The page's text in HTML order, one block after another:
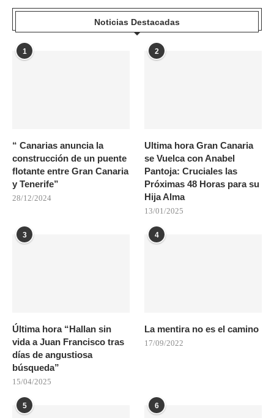
Noticias Destacadas
1
“ Canarias anuncia la
construcción de un puente
flotante entre Gran Canaria
y Tenerife”
28/12/2024
2
Ultima hora Gran Canaria
se Vuelca con Anabel
Pantoja: Cruciales las
Próximas 48 Horas para su
Hija Alma
13/01/2025
3
Última hora “Hallan sin
vida a Juan Francisco tras
días de angustiosa
búsqueda”
15/04/2025
4
La mentira no es el camino
17/09/2022
5 6